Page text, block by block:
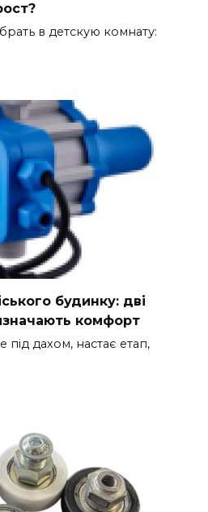
в детскую комнату:
будинку: дві
комфорт
дахом, настає етап,